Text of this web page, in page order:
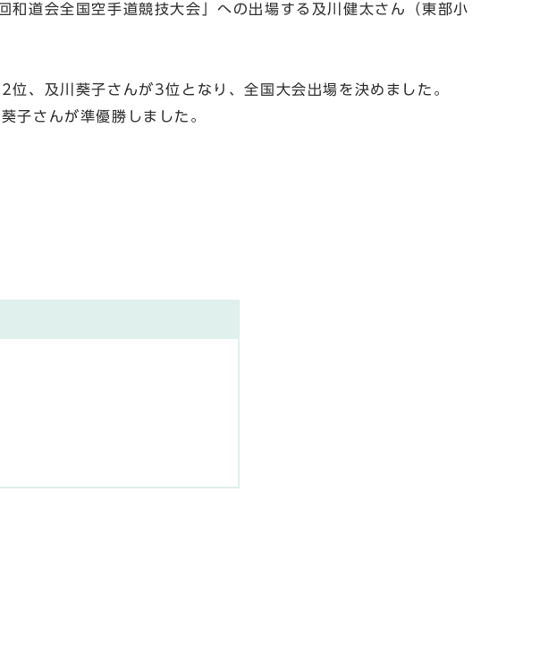
道会全国空手道競技大会」への出場する及川健太さん（東部小
、及川葵子さんが3位となり、全国大会出場を決めました。
子さんが準優勝しました。